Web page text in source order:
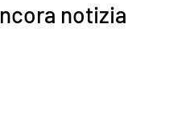
notizia